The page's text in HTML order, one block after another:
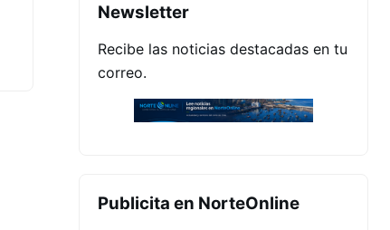
Newsletter
Recibe las noticias destacadas en tu
correo.
Publicita en NorteOnline